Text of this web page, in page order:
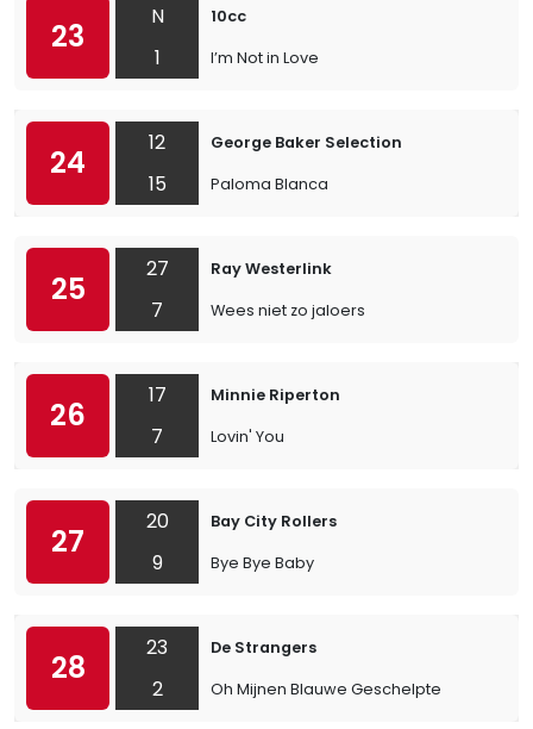
23
N
1
10cc
I’m Not in Love
24
12
15
George Baker Selection
Paloma Blanca
25
27
7
Ray Westerlink
Wees niet zo jaloers
26
17
7
Minnie Riperton
Lovin' You
27
20
9
Bay City Rollers
Bye Bye Baby
28
23
2
De Strangers
Oh Mijnen Blauwe Geschelpte